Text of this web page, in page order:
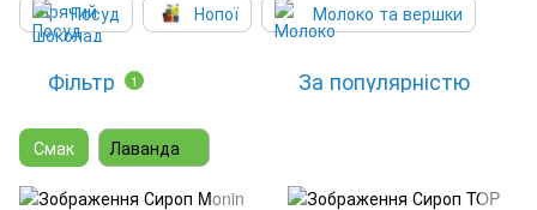
Посуд
Нопої Молоко та вершки
Фільтр 1 За популярністю
Смак Лаванда